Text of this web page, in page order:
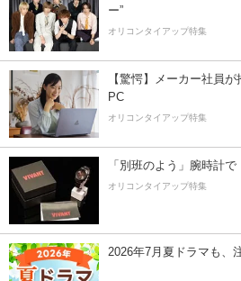
ー”
オリコンタイアップ特集
【驚愕】メーカー社員
PC
オリコンタイアップ特集
「別班のよう」腕時計
オリコンタイアップ特集
2026年7月夏ドラマも、